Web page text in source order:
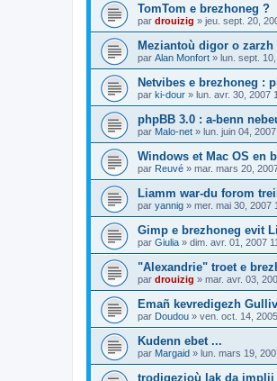
TomTom e brezhoneg ?
par drouizig » jeu. sept. 20,
Meziantoù digor o zarzh
par Alan Monfort » lun. sept.
Netvibes e brezhoneg :
par ki-dour » lun. avr. 30, 2007
phpBB 3.0 : a-benn
par Malo-net » lun. juin 04,
Windows et Mac OS en
par Reuvé » mar. mars 20,
Liamm war-du forom
par yannig » mer. mai 30, 2007
Gimp e brezhoneg evit
par Giulia » dim. avr. 01, 2007
"Alexandrie" troet e
par drouizig » mar. avr. 03,
Emañ kevredigezh
par Doudou » ven. oct. 14,
Kudenn ebet ...
par Margaid » lun. mars 19,
trodigezioù lak da implij